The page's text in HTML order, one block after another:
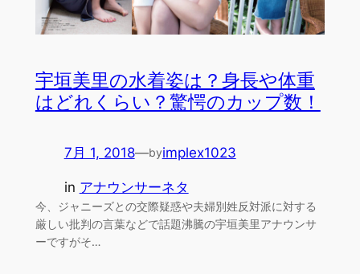
宇垣美里の水着姿は？身長や体重
はどれくらい？驚愕のカップ数！
7月 1, 2018—byimplex1023
in アナウンサーネタ
今、ジャニーズとの交際疑惑や夫婦別姓反対派に対する
厳しい批判の言葉などで話題沸騰の宇垣美里アナウンサ
ーですがそ…